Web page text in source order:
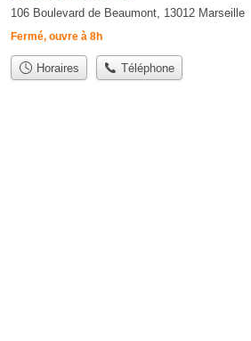
106 Boulevard de Beaumont, 13012 Marseille
Fermé, ouvre à 8h
Horaires Téléphone